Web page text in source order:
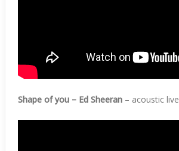
Shape of you – Ed Sheeran – acoustic live